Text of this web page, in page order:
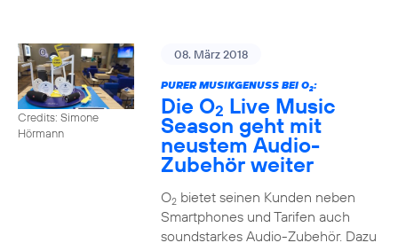
Credits: Simone
Hörmann
08. März 2018
PURER MUSIKGENUSS BEI O2:
Die O2 Live Music
Season geht mit
neustem Audio-
Zubehör weiter
O2bietet seinen Kunden neben
Smartphones und Tarifen auch
soundstarkes Audio-Zubehör. Dazu